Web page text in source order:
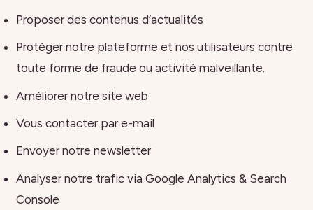
Proposer des contenus d’actualités
Protéger notre plateforme et nos utilisateurs contre
toute forme de fraude ou activité malveillante.
Améliorer notre site web
Vous contacter par e-mail
Envoyer notre newsletter
Analyser notre trafic via Google Analytics & Search
Console